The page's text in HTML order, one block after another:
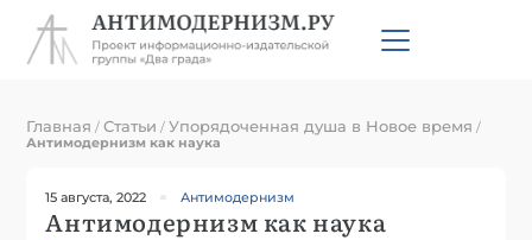
Главная /Статьи /Упорядоченная душа в Новое время /
Антимодернизм как наука
15 августа, 2022 Антимодернизм
Антимодернизм как наука